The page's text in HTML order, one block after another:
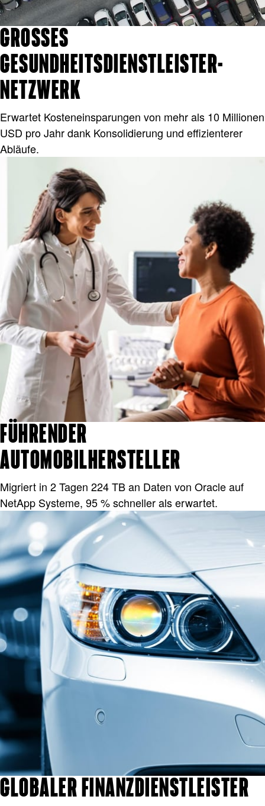
GROSSES G
ESUNDHEITSDIENSTLEISTER-N
ETZWERK
Erwartet Kosteneinsparungen von mehr als 10 Millionen
USD pro Jahr dank Konsolidierung und effizienterer
Abläufe.
FÜHRENDER
AUTOMOBILHERSTELLER
Migriert in 2 Tagen 224 TB an Daten von Oracle auf
NetApp Systeme, 95 % schneller als erwartet.
GLOBALER FINANZDIENSTLEISTER